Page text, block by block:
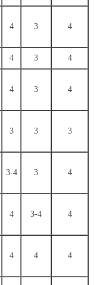
4 3 4
4 3 4
4 3 4
3 3 3
3-4 3 4
4 3-4 4
4 4 4